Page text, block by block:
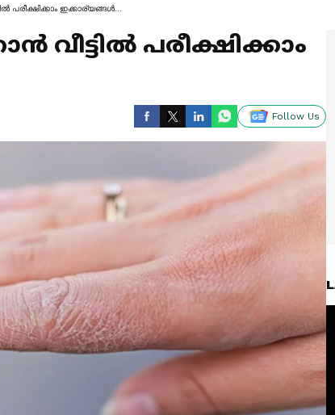
പരീക്ഷിക്കാം ഇക്കാര്യങ്ങള്‍...
വീട്ടില്‍ പരീക്ഷിക്കാം
Follow Us